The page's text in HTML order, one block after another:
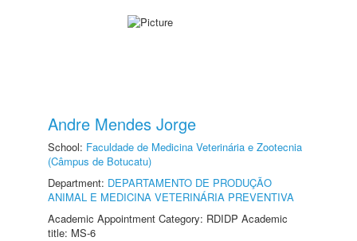
Andre Mendes Jorge
School: Faculdade de Medicina Veterinária e Zootecnia
(Câmpus de Botucatu)
Department: DEPARTAMENTO DE PRODUÇÃO
ANIMAL E MEDICINA VETERINÁRIA PREVENTIVA
Academic Appointment Category: RDIDP Academic
title: MS-6